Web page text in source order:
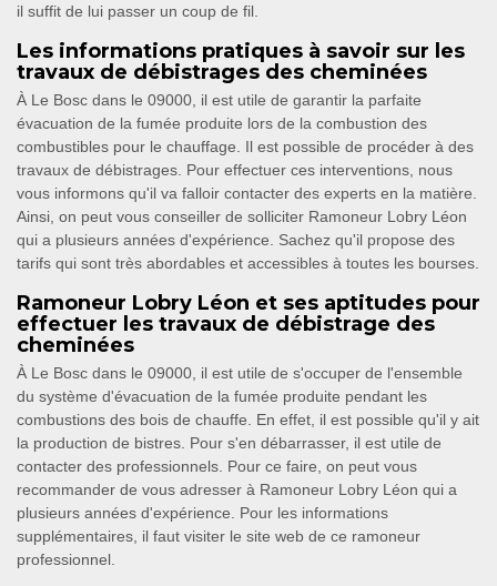
il suffit de lui passer un coup de fil.
Les informations pratiques à savoir sur les
travaux de débistrages des cheminées
À Le Bosc dans le 09000, il est utile de garantir la parfaite
évacuation de la fumée produite lors de la combustion des
combustibles pour le chauffage. Il est possible de procéder à des
travaux de débistrages. Pour effectuer ces interventions, nous
vous informons qu'il va falloir contacter des experts en la matière.
Ainsi, on peut vous conseiller de solliciter Ramoneur Lobry Léon
qui a plusieurs années d'expérience. Sachez qu'il propose des
tarifs qui sont très abordables et accessibles à toutes les bourses.
Ramoneur Lobry Léon et ses aptitudes pour
effectuer les travaux de débistrage des
cheminées
À Le Bosc dans le 09000, il est utile de s'occuper de l'ensemble
du système d'évacuation de la fumée produite pendant les
combustions des bois de chauffe. En effet, il est possible qu'il y ait
la production de bistres. Pour s'en débarrasser, il est utile de
contacter des professionnels. Pour ce faire, on peut vous
recommander de vous adresser à Ramoneur Lobry Léon qui a
plusieurs années d'expérience. Pour les informations
supplémentaires, il faut visiter le site web de ce ramoneur
professionnel.